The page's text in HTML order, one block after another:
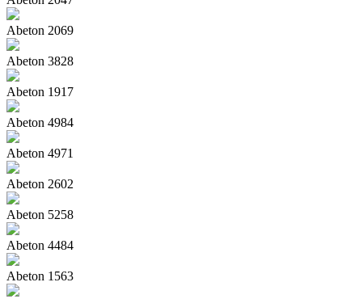
Abeton 2069
Abeton 3828
Abeton 1917
Abeton 4984
Abeton 4971
Abeton 2602
Abeton 5258
Abeton 4484
Abeton 1563